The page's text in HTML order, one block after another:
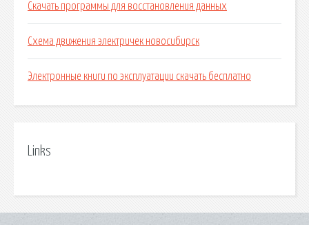
Скачать программы для восстановления данных
Схема движения электричек новосибирск
Электронные книги по эксплуатации скачать бесплатно
Links